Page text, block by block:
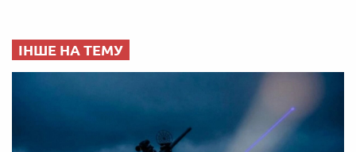
ІНШЕ НА ТЕМУ